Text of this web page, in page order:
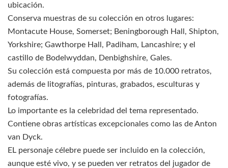
ubicación.
Conserva muestras de su colección en otros lugares:
Montacute House, Somerset; Beningborough Hall, Shipton,
Yorkshire; Gawthorpe Hall, Padiham, Lancashire; y el
castillo de Bodelwyddan, Denbighshire, Gales.
Su colección está compuesta por más de 10.000 retratos,
además de litografías, pinturas, grabados, esculturas y
fotografías.
Lo importante es la celebridad del tema representado.
Contiene obras artísticas excepcionales como las de Anton
van Dyck.
EL personaje célebre puede ser incluido en la colección,
aunque esté vivo, y se pueden ver retratos del jugador de